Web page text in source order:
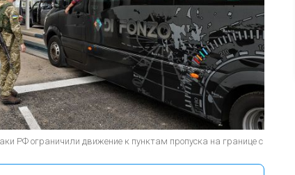
РФ ограничили движение к пунктам пропуска на границе с